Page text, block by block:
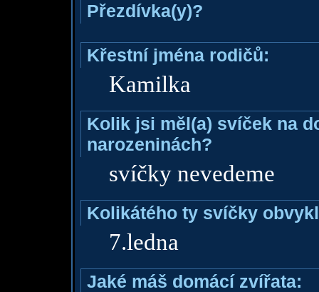
Přezdívka(y)?
Křestní jména rodičů:
Kamilka
Kolik jsi měl(a) svíček na
narozeninách?
svíčky nevedeme
Kolikátého ty svíčky
7.ledna
Jaké máš domácí zvířata: